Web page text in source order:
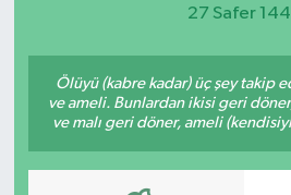
27 Safer
Ölüyü (kabre kadar) üç şey takip
ve ameli. Bunlardan ikisi geri
ve malı geri döner, ameli